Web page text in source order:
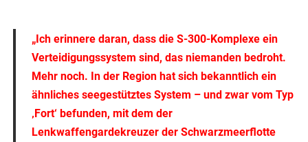
„Ich erinnere daran, dass die S-300-Komplexe ein
Verteidigungssystem sind, das niemanden bedroht.
Mehr noch. In der Region hat sich bekanntlich ein
ähnliches seegestütztes System – und zwar vom Typ
‚Fort‘ befunden, mit dem der
Lenkwaffengardekreuzer der Schwarzmeerflotte